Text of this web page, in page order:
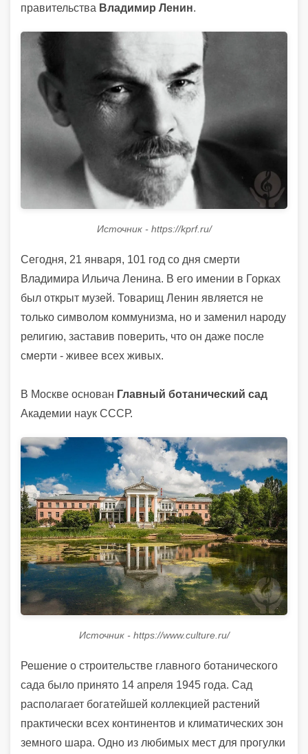
правительства Владимир Ленин.
Источник - https://kprf.ru/
Сегодня, 21 января, 101 год со дня смерти
Владимира Ильича Ленина. В его имении в Горках
был открыт музей. Товарищ Ленин является не
только символом коммунизма, но и заменил народу
религию, заставив поверить, что он даже после
смерти - живее всех живых.
В Москве основан Главный ботанический сад
Академии наук СССР.
Источник - https://www.culture.ru/
Решение о строительстве главного ботанического
сада было принято 14 апреля 1945 года. Сад
располагает богатейшей коллекцией растений
практически всех континентов и климатических зон
земного шара. Одно из любимых мест для прогулки